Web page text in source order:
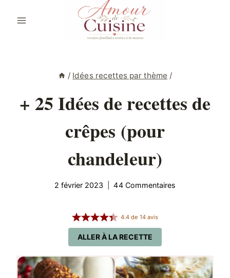
/ Idées recettes par thème /
+ 25 Idées de recettes de
crêpes (pour
chandeleur)
2 février 2023 44 Commentaires
ALLER À LA RECETTE
4.4de 14avis